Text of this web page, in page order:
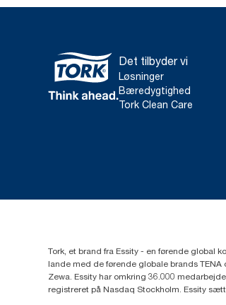
Det tilbyder vi
Løsninger
Bæredygtighed
Tork Clean Care
Tork, et brand fra Essity - en førende global
lande med de førende globale brands TENA
Zewa. Essity har omkring 36.000
registreret på Nasdaq Stockholm. Essity